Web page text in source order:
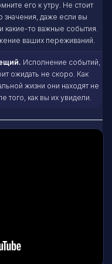
его к утру. Не стоит
значения, даже если вы
какие-то важные события.
ваших переживаний.
Исполнение событий,
ожидать не скоро. Как
жизни они находят не
того, как вы их увидели.